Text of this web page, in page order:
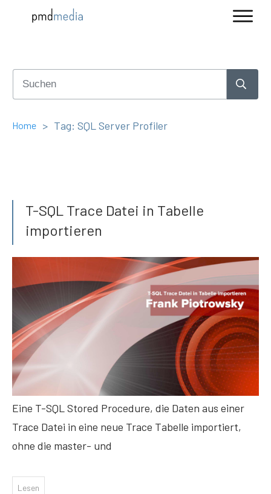
Home > Tag: SQL Server Profiler
T-SQL Trace Datei in Tabelle
importieren
Eine T-SQL Stored Procedure, die Daten aus einer
Trace Datei in eine neue Trace Tabelle importiert,
ohne die master- und
Lesen